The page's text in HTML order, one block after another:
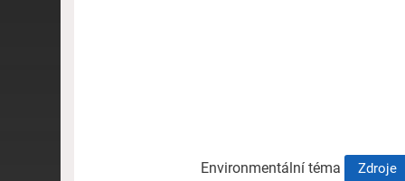
Environmentální téma Zdroje